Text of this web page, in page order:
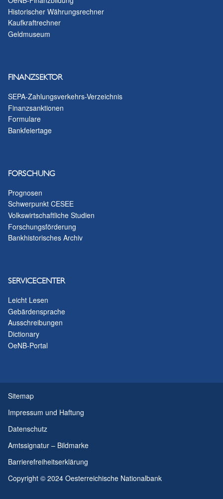
Historischer Währungsrechner
Kaufkraftrechner
Geldmuseum
FINANZSEKTOR
SEPA-Zahlungsverkehrs-Verzeichnis
Finanzsanktionen
Formulare
Bankfeiertage
FORSCHUNG
Prognosen
Schwerpunkt CESEE
Volkswirtschaftliche Studien
Forschungsförderung
Bankhistorisches Archiv
SERVICECENTER
Leicht Lesen
Gebärdensprache
Ausschreibungen
Dictionary
OeNB-Portal
Sitemap
Impressum und Haftung
Datenschutz
Amtssignatur – Bildmarke
Barrierefreiheitserklärung
Copyright © 2024 Oesterreichische Nationalbank